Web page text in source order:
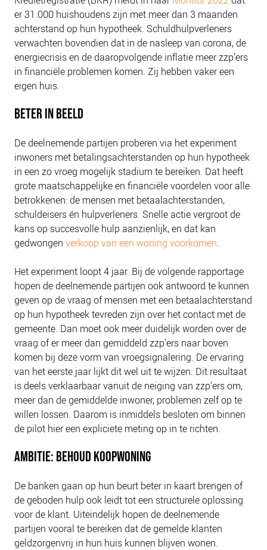
er 31.000 huishoudens zijn met meer dan 3 maanden
achterstand op hun hypotheek. Schuldhulpverleners
verwachten bovendien dat in de nasleep van corona, de
energiecrisis en de daaropvolgende inflatie meer zzp’ers
in financiële problemen komen. Zij hebben vaker een
eigen huis.
BETER IN BEELD
De deelnemende partijen proberen via het experiment
inwoners met betalingsachterstanden op hun hypotheek
in een zo vroeg mogelijk stadium te bereiken. Dat heeft
grote maatschappelijke en financiële voordelen voor alle
betrokkenen: de mensen met betaalachterstanden,
schuldeisers én hulpverleners. Snelle actie vergroot de
kans op succesvolle hulp aanzienlijk, en dat kan
gedwongen verkoop van een woning voorkomen.
Het experiment loopt 4 jaar. Bij de volgende rapportage
hopen de deelnemende partijen ook antwoord te kunnen
geven op de vraag of mensen met een betaalachterstand
op hun hypotheek tevreden zijn over het contact met de
gemeente. Dan moet ook meer duidelijk worden over de
vraag of er meer dan gemiddeld zzp'ers naar boven
komen bij deze vorm van vroegsignalering. De ervaring
van het eerste jaar lijkt dit wel uit te wijzen. Dit resultaat
is deels verklaarbaar vanuit de neiging van zzp'ers om,
meer dan de gemiddelde inwoner, problemen zelf op te
willen lossen. Daarom is inmiddels besloten om binnen
de pilot hier een expliciete meting op in te richten.
AMBITIE: BEHOUD KOOPWONING
De banken gaan op hun beurt beter in kaart brengen of
de geboden hulp ook leidt tot een structurele oplossing
voor de klant. Uiteindelijk hopen de deelnemende
partijen vooral te bereiken dat de gemelde klanten
geldzorgenvrij in hun huis kunnen blijven wonen.